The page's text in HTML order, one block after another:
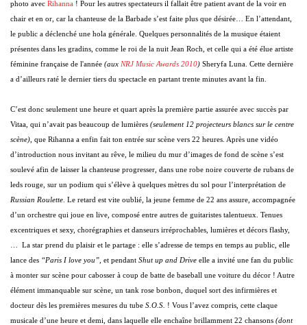
photo avec Rihanna ! Pour les autres spectateurs il fallait être patient avant de la voir en
chair et en or, car la chanteuse de la Barbade s’est faite plus que désirée… En l’attendant,
le public a déclenché une hola générale. Quelques personnalités de la musique étaient
présentes dans les gradins, comme le roi de la nuit Jean Roch, et celle qui a été élue artiste
féminine française de l'année (aux NRJ Music Awards 2010) Sheryfa Luna. Cette dernière
a d’ailleurs raté le dernier tiers du spectacle en partant trente minutes avant la fin.
C’est donc seulement une heure et quart après la première partie assurée avec succès par
Vitaa, qui n’avait pas beaucoup de lumières (seulement 12 projecteurs blancs sur le centre
scène) , que Rihanna a enfin fait ton entrée sur scène vers 22 heures. Après une vidéo
d’introduction nous invitant au rêve, le milieu du mur d’images de fond de scène s’est
soulevé afin de laisser la chanteuse progresser, dans une robe noire couverte de rubans de
leds rouge, sur un podium qui s’élève à quelques mètres du sol pour l’interprétation de
Russian Roulette . Le retard est vite oublié, la jeune femme de 22 ans assure, accompagnée
d’un orchestre qui joue en live, composé entre autres de guitaristes talentueux. Tenues
excentriques et sexy, chorégraphies et danseurs irréprochables, lumières et décors flashy,
… La star prend du plaisir et le partage : elle s’adresse de temps en temps au public, elle
lance des “Paris I love you” , et pendant Shut up and Drive elle a invité une fan du public
à monter sur scène pour cabosser à coup de batte de baseball une voiture du décor ! Autre
élément immanquable sur scène, un tank rose bonbon, duquel sort des infirmières et
docteur dès les premières mesures du tube S.O.S.
! Vous l’avez compris, cette claque
musicale d’une heure et demi, dans laquelle elle enchaîne brillamment 22 chansons (dont